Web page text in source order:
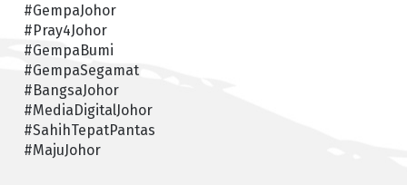
#GempaJohor
#Pray4Johor
#GempaBumi
#GempaSegamat
#BangsaJohor
#MediaDigitalJohor
#SahihTepatPantas
#MajuJohor